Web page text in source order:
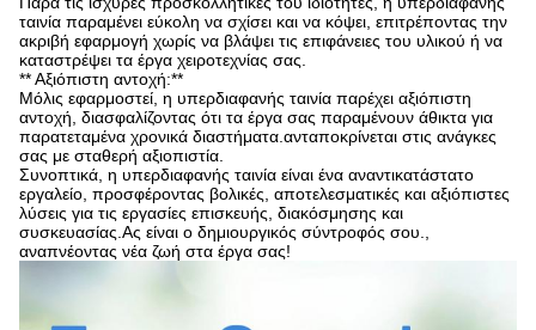
ταινία παραμένει εύκολη να σχίσει και να κόψει, επιτρέποντας την
ακριβή εφαρμογή χωρίς να βλάψει τις επιφάνειες του υλικού ή να
καταστρέψει τα έργα χειροτεχνίας σας.
** Αξιόπιστη αντοχή:**
Μόλις εφαρμοστεί, η υπερδιαφανής ταινία παρέχει αξιόπιστη
αντοχή, διασφαλίζοντας ότι τα έργα σας παραμένουν άθικτα για
παρατεταμένα χρονικά διαστήματα.ανταποκρίνεται στις ανάγκες
σας με σταθερή αξιοπιστία.
Συνοπτικά, η υπερδιαφανής ταινία είναι ένα αναντικατάστατο
εργαλείο, προσφέροντας βολικές, αποτελεσματικές και αξιόπιστες
λύσεις για τις εργασίες επισκευής, διακόσμησης και
συσκευασίας.Ας είναι ο δημιουργικός σύντροφός σου.,
αναπνέοντας νέα ζωή στα έργα σας!